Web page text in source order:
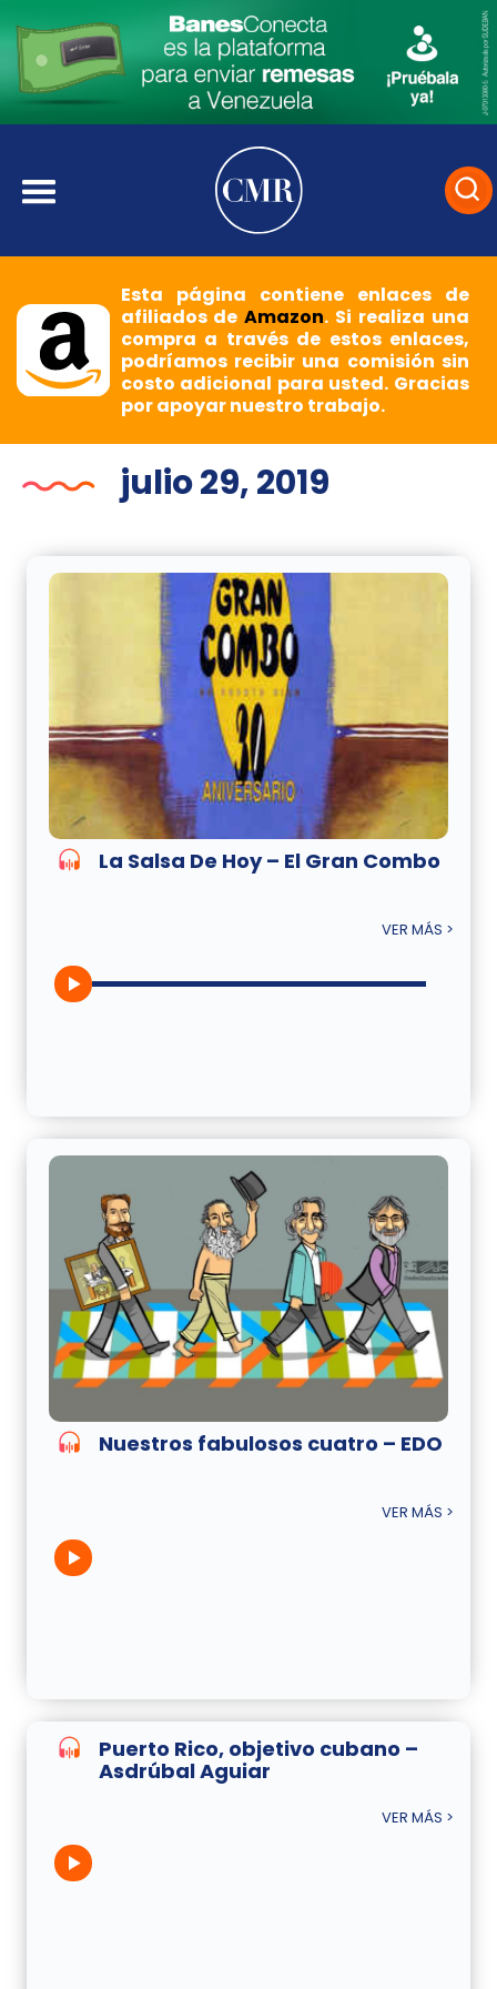
Esta página contiene enlaces de
afiliados deAmazon. Si realiza una
compra a través de estos enlaces,
podríamos recibir una comisión sin
costo adicional para usted. Gracias
por apoyar nuestro trabajo.
julio 29, 2019
La Salsa De Hoy – El Gran Combo
VER MÁS >
Nuestros fabulosos cuatro – EDO
VER MÁS >
Puerto Rico, objetivo cubano –
Asdrúbal Aguiar
VER MÁS >